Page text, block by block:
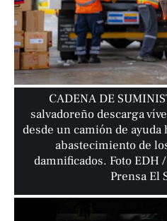
CADENA DE
salvadoreño descarga
desde un camión de
abastecimiento de
damnificados. Foto EDH
Prensa El